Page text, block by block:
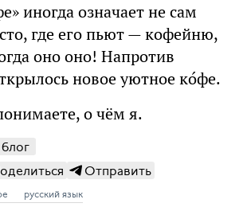
иногда означает не сам
где его пьют — кофейню,
оно оно! Напротив
новое уютное ко́фе.
о чём я.
Отправить
русский язык